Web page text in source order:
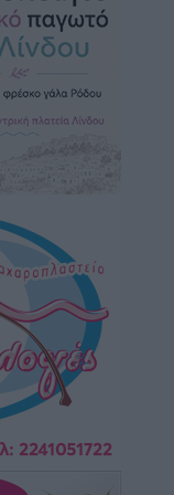
για
του
του
διαρκείας
και